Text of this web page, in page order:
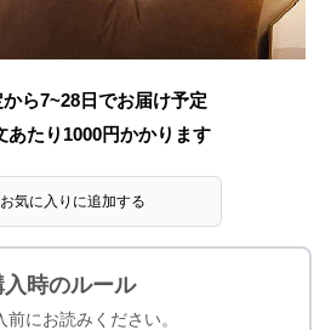
ら7~28日でお届け予定
あたり 1000円かかります
お気に入りに追加する
入時のルール
前にお読みください。